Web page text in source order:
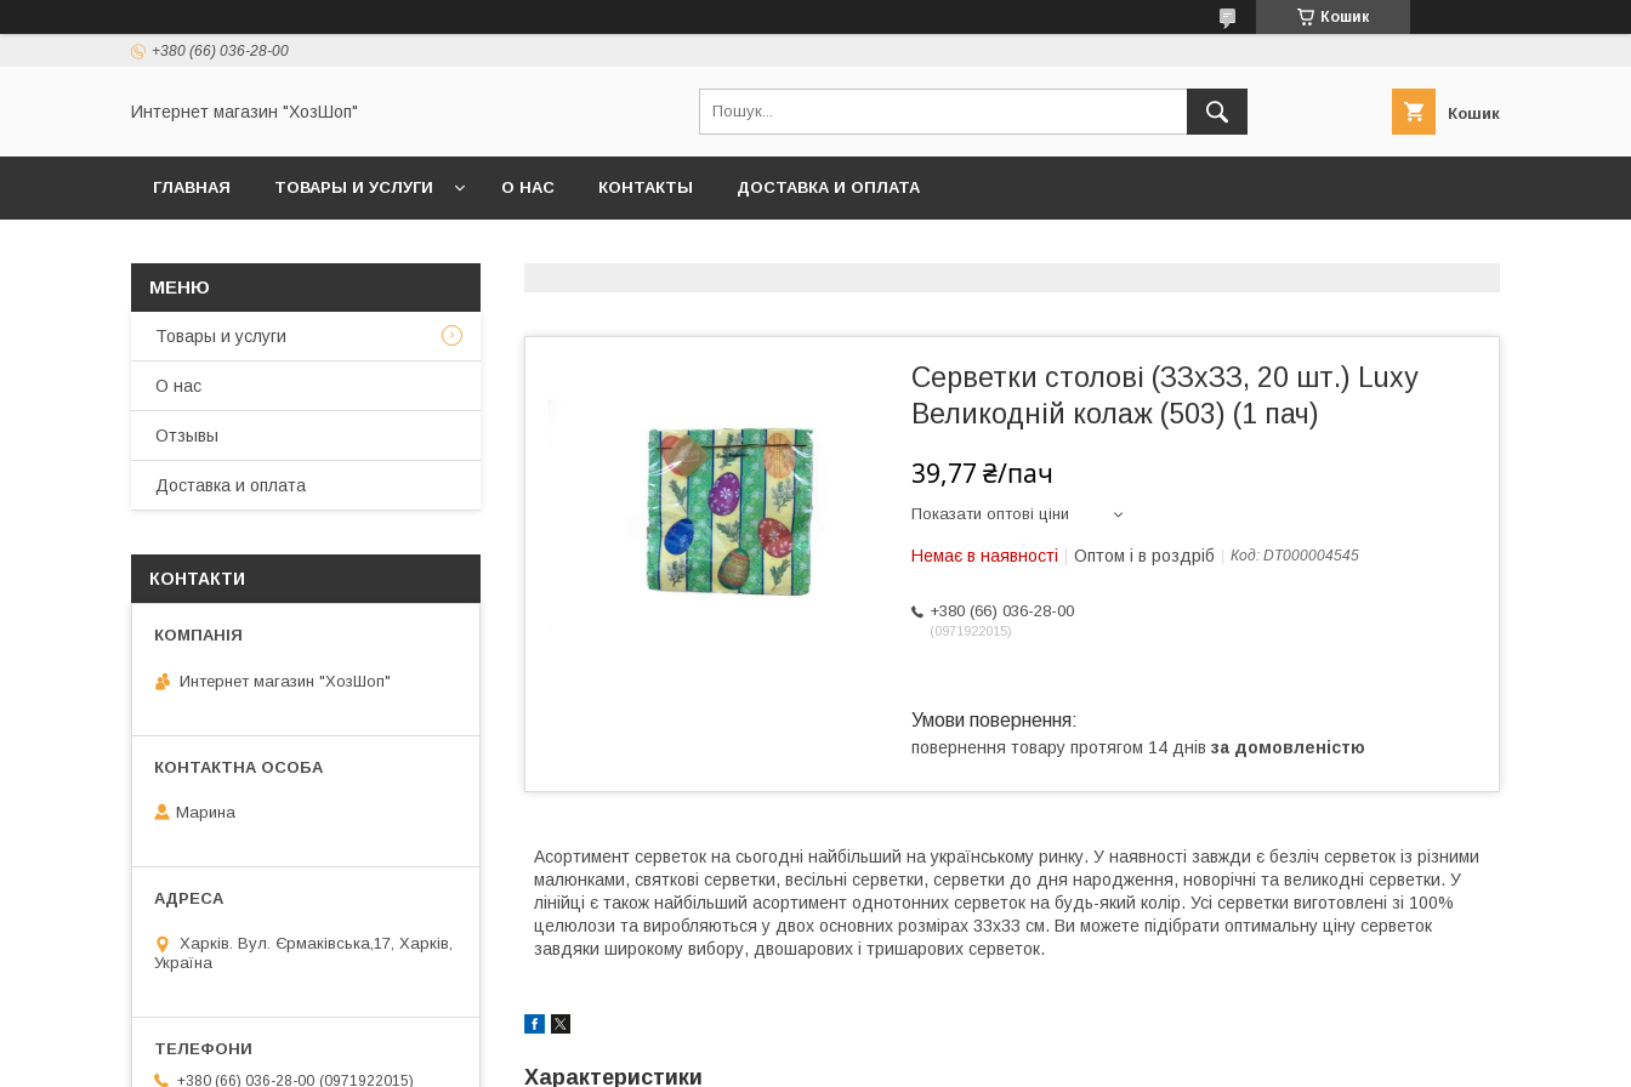
Кошик
+380 (66) 036-28-00
Интернет магазин "ХозШоп" Кошик
ГЛАВНАЯ ТОВАРЫ И УСЛУГИ О НАС КОНТАКТЫ ДОСТАВКА И ОПЛАТА
Серветки столові (ЗЗхЗЗ, 20 шт.) Luxy
Великодній колаж (503) (1 пач)
39,77 ₴/пач
Показати оптові ціни
Немає в наявності Оптом і в роздріб Код: DT000004545
+380 (66) 036-28-00
0971922015
повернення товару протягом 14 днів за домовленістю
Асортимент серветок на сьогодні найбільший на українському ринку. У наявності завжди є безліч серветок із різними
малюнками, святкові серветки, весільні серветки, серветки до дня народження, новорічні та великодні серветки. У
лінійці є також найбільший асортимент однотонних серветок на будь-який колір. Усі серветки виготовлені зі 100%
целюлози та виробляються у двох основних розмірах 33х33 см. Ви можете підібрати оптимальну ціну серветок
завдяки широкому вибору, двошарових і тришарових серветок.
Характеристики
Товары и услуги
О нас
Отзывы
Доставка и оплата
КОНТАКТИ
Интернет магазин "ХозШоп"
Марина
Харків. Вул. Єрмаківська,17, Харків,
Україна
+380 (66) 036-28-00 0971922015